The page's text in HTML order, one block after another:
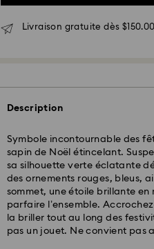
Livraison gratuite dès $150.00
Description
Symbole incontournable des
sapin de Noël étincelant.
sa silhouette verte éclatante
des ornements rouges, bleus,
sommet, une étoile brillante
parfaire l’ensemble.
la briller tout au long des
pas un jouet. Ne convient pas
expédition
Côte Est: 2-3 jours
Côte Ouest: 3-5 jours
Coût d’expédition standard :
Livraison standard gratuite au-
Les commandes passées le
et expédiées le jour ouvrable